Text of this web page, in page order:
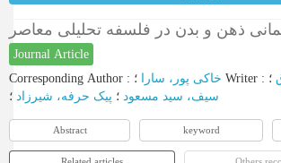
ذهن و بدن در فلسفه تحلیلی معاصر
Journal Article
Corresponding Author : خاکی پور، سارا Writer : ؛
سیف، سید مسعود ؛ پیک حرفه، شیرزاد ؛
Abstract keyword